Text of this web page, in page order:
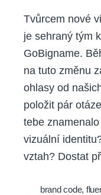
Tvůrcem nové
je sehraný tým
GoBigname.
na tuto změnu
ohlasy od
položit pár
tebe
vizuální
vztah? Dostat
brand code,